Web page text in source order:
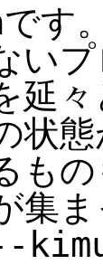
す
い
延
状
も
集
--